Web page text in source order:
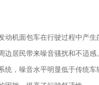
动机面包车在行驶过程中产生
边居民带来噪音骚扰和不适感
统，噪音水平明显低于传统车